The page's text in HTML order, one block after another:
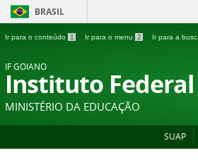
BRASIL
Ir para o conteúdo 1 Ir para o menu 2 Ir para a
IF GOIANO
Instituto
MINISTÉRIO DA EDUCAÇÃO
SUAP